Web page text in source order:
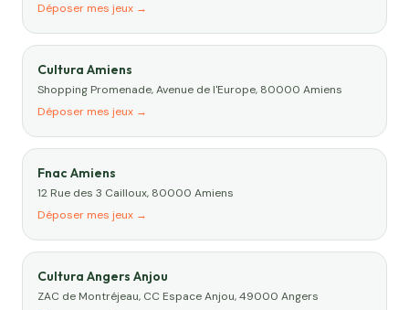
Déposer mes jeux →
Cultura Amiens
Shopping Promenade, Avenue de l'Europe, 80000 Amiens
Déposer mes jeux →
Fnac Amiens
12 Rue des 3 Cailloux, 80000 Amiens
Déposer mes jeux →
Cultura Angers Anjou
ZAC de Montréjeau, CC Espace Anjou, 49000 Angers